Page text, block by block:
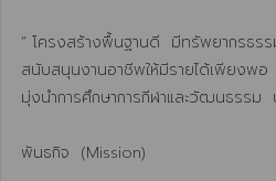
“ โครงสร้างพื้นฐานดี  มีทรัพยากรธ
สนับสนุนงานอาชีพให้มีรายได้เพียงพ
มุ่งนำการศึกษาการกีฬาและวัฒนธรรม
พันธกิจ  (Mission)